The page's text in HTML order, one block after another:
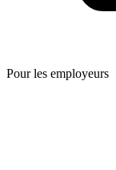
Pour les employeurs